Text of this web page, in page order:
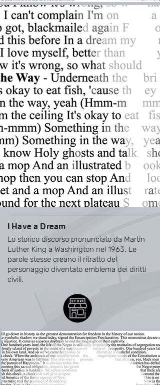
I Have a Dream
Lo storico discorso pronunciato da Martin
Luther King a Washington nel 1963. Le
parole stesse creano il ritratto del
personaggio diventato emblema dei diritti
civili.